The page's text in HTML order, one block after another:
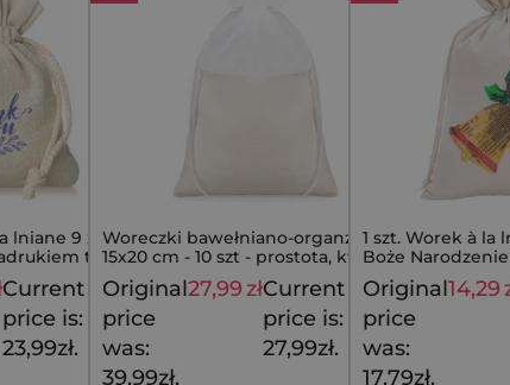
lniane 9 x 12
thank
29,99 zł
Current
price is:
23,99zł.
Woreczki bawełniano-organzowe
15x20 cm - 10 szt - prostota, która
robi wrażenie
39,99 zł
Original
price
was:
39,99zł.
27,99złCurrent
price is:
27,99zł.
1 szt. Worek à la
Boże
Original
price
was:
17,79zł.
14,29